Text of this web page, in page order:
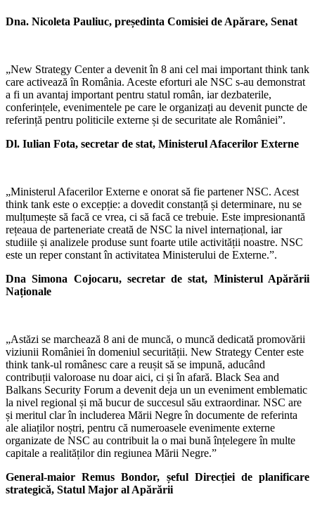
Dna. Nicoleta Pauliuc, președinta Comisiei de Apărare, Senat
„New Strategy Center a devenit în 8 ani cel mai important think tank
care activează în România. Aceste eforturi ale NSC s-au demonstrat
a fi un avantaj important pentru statul român, iar dezbaterile,
conferințele, evenimentele pe care le organizați au devenit puncte de
referință pentru politicile externe și de securitate ale României”.
Dl. Iulian Fota, secretar de stat, Ministerul Afacerilor Externe
„Ministerul Afacerilor Externe e onorat să fie partener NSC. Acest
think tank este o excepție: a dovedit constanță și determinare, nu se
mulțumește să facă ce vrea, ci să facă ce trebuie. Este impresionantă
rețeaua de parteneriate creată de NSC la nivel internațional, iar
studiile și analizele produse sunt foarte utile activității noastre. NSC
este un reper constant în activitatea Ministerului de Externe.”.
Dna Simona Cojocaru, secretar de stat, Ministerul Apărării
Naționale
„Astăzi se marchează 8 ani de muncă, o muncă dedicată promovării
viziunii României în domeniul securității. New Strategy Center este
think tank-ul românesc care a reușit să se impună, aducând
contribuții valoroase nu doar aici, ci și în afară. Black Sea and
Balkans Security Forum a devenit deja un un eveniment emblematic
la nivel regional și mă bucur de succesul său extraordinar. NSC are
și meritul clar în includerea Mării Negre în documente de referinta
ale aliaților noștri, pentru că numeroasele evenimente externe
organizate de NSC au contribuit la o mai bună înțelegere în multe
capitale a realităților din regiunea Mării Negre.”
General-maior Remus Bondor, șeful Direcției de planificare
strategică, Statul Major al Apărării